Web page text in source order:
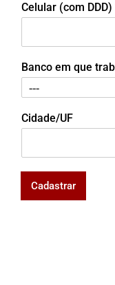
Celular (com DDD)
Banco em que
Cidade/UF
Cadastrar